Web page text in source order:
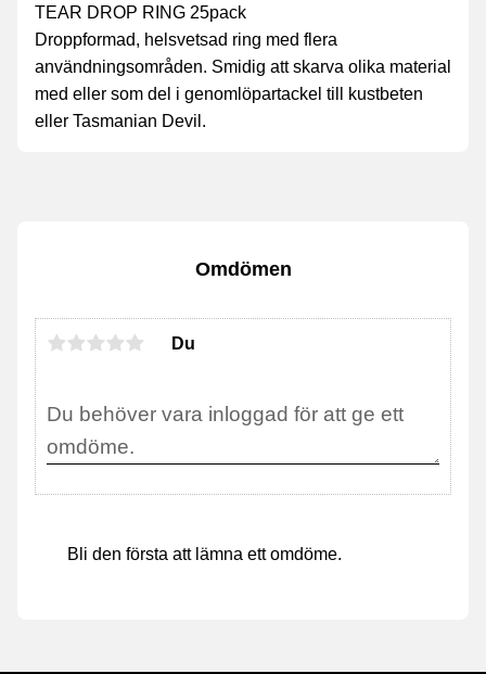
TEAR DROP RING 25pack
Droppformad, helsvetsad ring med flera
användningsområden. Smidig att skarva olika material
med eller som del i genomlöpartackel till kustbeten
eller Tasmanian Devil.
Omdömen
Du
Bli den första att lämna ett omdöme.